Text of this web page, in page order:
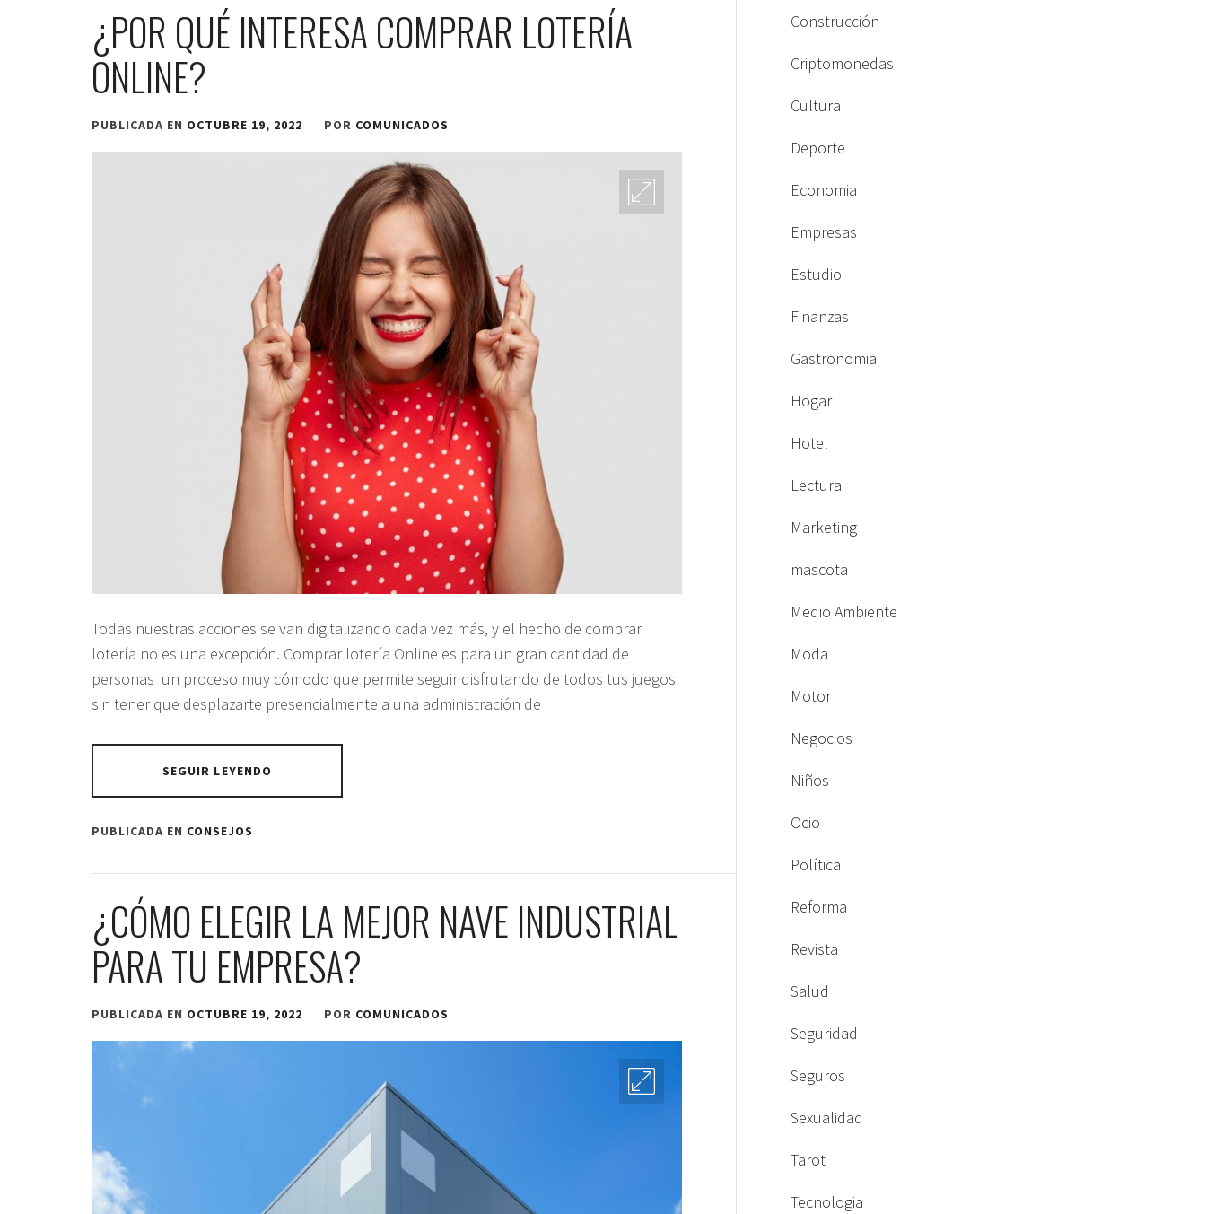
¿POR QUÉ INTERESA COMPRAR LOTERÍA
ONLINE?
PUBLICADA EN OCTUBRE 19, 2022 POR COMUNICADOS
Todas nuestras acciones se van digitalizando cada vez más, y el hecho de comprar
lotería no es una excepción. Comprar lotería Online es para un gran cantidad de
personas un proceso muy cómodo que permite seguir disfrutando de todos tus juegos
sin tener que desplazarte presencialmente a una administración de
SEGUIR LEYENDO
PUBLICADA EN CONSEJOS
¿CÓMO ELEGIR LA MEJOR NAVE INDUSTRIAL
PARA TU EMPRESA?
PUBLICADA EN OCTUBRE 19, 2022 POR COMUNICADOS
Construcción
Criptomonedas
Cultura
Deporte
Economia
Empresas
Estudio
Finanzas
Gastronomia
Hogar
Hotel
Lectura
Marketing
mascota
Medio Ambiente
Moda
Motor
Negocios
Niños
Ocio
Política
Reforma
Revista
Salud
Seguridad
Seguros
Sexualidad
Tarot
Tecnologia